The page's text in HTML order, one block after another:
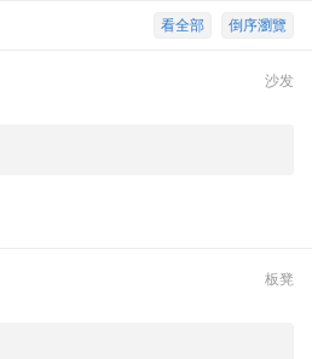
倒序瀏覽
看全部
沙发
板凳